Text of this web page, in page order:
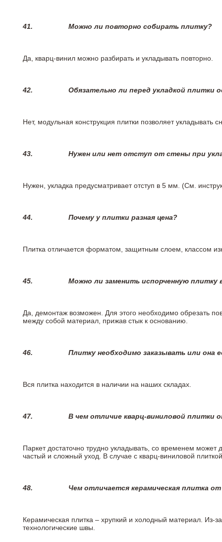
41. Можно ли повторно собирать плитку?
Да, кварц-винил можно разбирать и укладывать повторно.
42. Обязательно ли перед укладкой плитки
Нет, модульная конструкция плитки позволяет
43. Нужен или нет отступ от стены при
Нужен, укладка предусматривает отступ в 5 мм. (См.
44. Почему у плитки разная цена?
Плитка отличается форматом, защитным слоем, классом
45. Можно ли заменить испорченную плитку
Да, демонтаж возможен. Для этого необходимо обрезать
между собой материал, прижав стык к основанию.
46. Плитку необходимо заказывать или она
Вся плитка находится в наличии на наших складах.
47. В чем отличие кварц-виниловой плитки
Паркет достаточно трудно укладывать, со временем
частый и сложный уход. В случае с кварц-виниловой
48. Чем отличается керамическая плитка
Керамическая плитка – хрупкий и холодный материал. Из-
технологические швы.